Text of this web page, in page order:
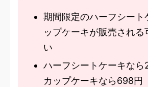
期間限定のハーフシート
ップケーキが販売される
い
ハーフシートケーキなら
カップケーキなら698円